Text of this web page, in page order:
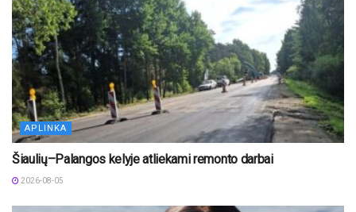
APLINKA
Šiaulių–Palangos kelyje atliekami remonto darbai
2026-08-05